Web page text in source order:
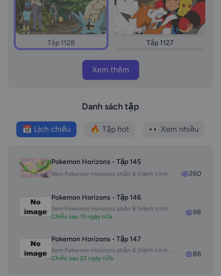
Tập 1128 Tập 1127
Xem thêm
Danh sách tập
📅 Lịch chiếu 🔥 Tập hot 👀 Xem nhiều
Pokemon Horizons - Tập 145
Xem Pokemon Horizons phần 8 (Hành trình... 260
Pokemon Horizons - Tập 146
Xem Pokemon Horizons phần 8 (Hành trình...
Chiếu sau 15 ngày nữa
98
Pokemon Horizons - Tập 147
Xem Pokemon Horizons phần 8 (Hành trình...
Chiếu sau 22 ngày nữa
86